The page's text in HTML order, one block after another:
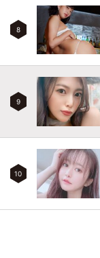
8
9
10